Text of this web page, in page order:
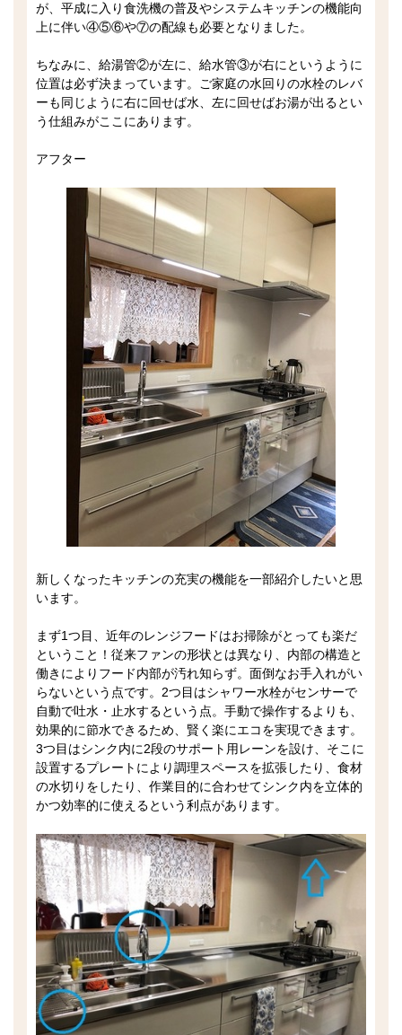
が、平成に入り食洗機の普及やシステムキッチンの機能向
上に伴い④⑤⑥や⑦の配線も必要となりました。
ちなみに、給湯管②が左に、給水管③が右にというように
位置は必ず決まっています。ご家庭の水回りの水栓のレバ
ーも同じように右に回せば水、左に回せばお湯が出るとい
う仕組みがここにあります。
アフター
新しくなったキッチンの充実の機能を一部紹介したいと思
います。
まず1つ目、近年のレンジフードはお掃除がとっても楽だ
ということ！従来ファンの形状とは異なり、内部の構造と
働きによりフード内部が汚れ知らず。面倒なお手入れがい
らないという点です。2つ目はシャワー水栓がセンサーで
自動で吐水・止水するという点。手動で操作するよりも、
効果的に節水できるため、賢く楽にエコを実現できます。
3つ目はシンク内に2段のサポート用レーンを設け、そこに
設置するプレートにより調理スペースを拡張したり、食材
の水切りをしたり、作業目的に合わせてシンク内を立体的
かつ効率的に使えるという利点があります。